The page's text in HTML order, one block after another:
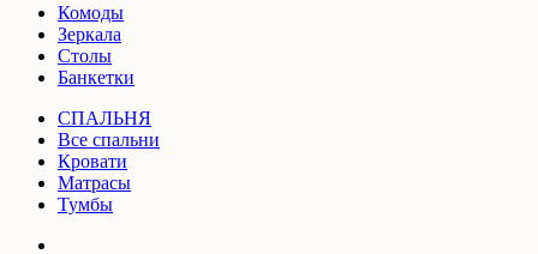
Комоды
Зеркала
Столы
Банкетки
СПАЛЬНЯ
Все спальни
Кровати
Матрасы
Тумбы